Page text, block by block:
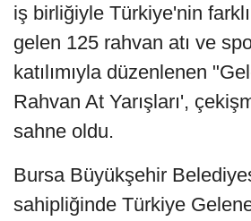
iş birliğiyle Türkiye'nin
gelen 125 rahvan atı ve
katılımıyla düzenlenen
Rahvan At Yarışları',
sahne oldu.
Bursa Büyükşehir
sahipliğinde Türkiye